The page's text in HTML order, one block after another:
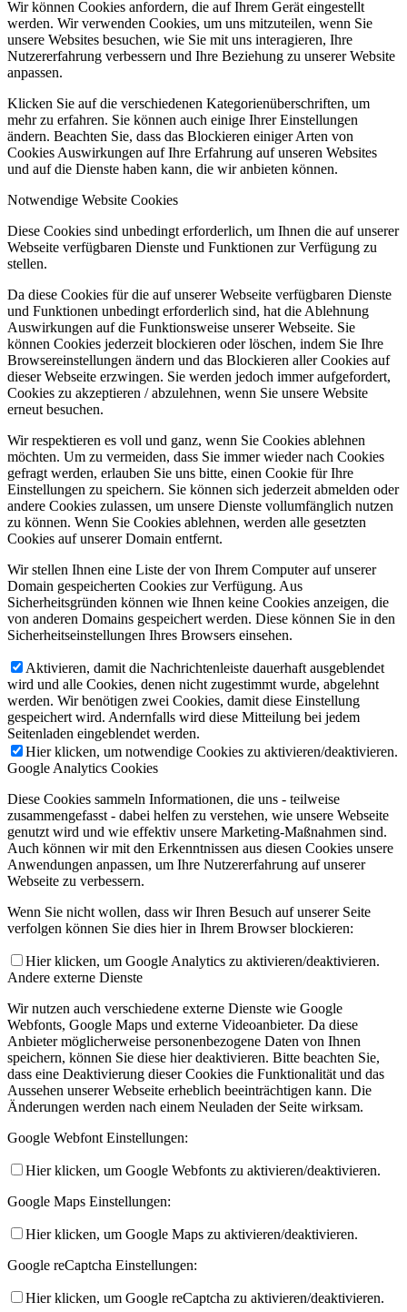
Wir können Cookies anfordern, die auf Ihrem Gerät eingestellt
werden. Wir verwenden Cookies, um uns mitzuteilen, wenn Sie
unsere Websites besuchen, wie Sie mit uns interagieren, Ihre
Nutzererfahrung verbessern und Ihre Beziehung zu unserer Website
anpassen.
Klicken Sie auf die verschiedenen Kategorienüberschriften, um
mehr zu erfahren. Sie können auch einige Ihrer Einstellungen
ändern. Beachten Sie, dass das Blockieren einiger Arten von
Cookies Auswirkungen auf Ihre Erfahrung auf unseren Websites
und auf die Dienste haben kann, die wir anbieten können.
Notwendige Website Cookies
Diese Cookies sind unbedingt erforderlich, um Ihnen die auf unserer
Webseite verfügbaren Dienste und Funktionen zur Verfügung zu
stellen.
Da diese Cookies für die auf unserer Webseite verfügbaren Dienste
und Funktionen unbedingt erforderlich sind, hat die Ablehnung
Auswirkungen auf die Funktionsweise unserer Webseite. Sie
können Cookies jederzeit blockieren oder löschen, indem Sie Ihre
Browsereinstellungen ändern und das Blockieren aller Cookies auf
dieser Webseite erzwingen. Sie werden jedoch immer aufgefordert,
Cookies zu akzeptieren / abzulehnen, wenn Sie unsere Website
erneut besuchen.
Wir respektieren es voll und ganz, wenn Sie Cookies ablehnen
möchten. Um zu vermeiden, dass Sie immer wieder nach Cookies
gefragt werden, erlauben Sie uns bitte, einen Cookie für Ihre
Einstellungen zu speichern. Sie können sich jederzeit abmelden oder
andere Cookies zulassen, um unsere Dienste vollumfänglich nutzen
zu können. Wenn Sie Cookies ablehnen, werden alle gesetzten
Cookies auf unserer Domain entfernt.
Wir stellen Ihnen eine Liste der von Ihrem Computer auf unserer
Domain gespeicherten Cookies zur Verfügung. Aus
Sicherheitsgründen können wie Ihnen keine Cookies anzeigen, die
von anderen Domains gespeichert werden. Diese können Sie in den
Sicherheitseinstellungen Ihres Browsers einsehen.
Aktivieren, damit die Nachrichtenleiste dauerhaft ausgeblendet
wird und alle Cookies, denen nicht zugestimmt wurde, abgelehnt
werden. Wir benötigen zwei Cookies, damit diese Einstellung
gespeichert wird. Andernfalls wird diese Mitteilung bei jedem
Seitenladen eingeblendet werden.
Hier klicken, um notwendige Cookies zu aktivieren/deaktivieren.
Google Analytics Cookies
Diese Cookies sammeln Informationen, die uns - teilweise
zusammengefasst - dabei helfen zu verstehen, wie unsere Webseite
genutzt wird und wie effektiv unsere Marketing-Maßnahmen sind.
Auch können wir mit den Erkenntnissen aus diesen Cookies unsere
Anwendungen anpassen, um Ihre Nutzererfahrung auf unserer
Webseite zu verbessern.
Wenn Sie nicht wollen, dass wir Ihren Besuch auf unserer Seite
verfolgen können Sie dies hier in Ihrem Browser blockieren:
Hier klicken, um Google Analytics zu aktivieren/deaktivieren.
Andere externe Dienste
Wir nutzen auch verschiedene externe Dienste wie Google
Webfonts, Google Maps und externe Videoanbieter. Da diese
Anbieter möglicherweise personenbezogene Daten von Ihnen
speichern, können Sie diese hier deaktivieren. Bitte beachten Sie,
dass eine Deaktivierung dieser Cookies die Funktionalität und das
Aussehen unserer Webseite erheblich beeinträchtigen kann. Die
Änderungen werden nach einem Neuladen der Seite wirksam.
Google Webfont Einstellungen:
Hier klicken, um Google Webfonts zu aktivieren/deaktivieren.
Google Maps Einstellungen:
Hier klicken, um Google Maps zu aktivieren/deaktivieren.
Google reCaptcha Einstellungen:
Hier klicken, um Google reCaptcha zu aktivieren/deaktivieren.